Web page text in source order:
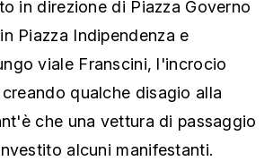
in direzione di Piazza Governo
Piazza Indipendenza e
viale Franscini, l'incrocio
qualche disagio alla
che una vettura di passaggio
alcuni manifestanti.